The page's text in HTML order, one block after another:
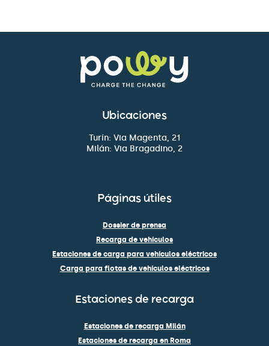
Ubicaciones
Turín: Via Magenta, 21
Milán: Via Bragadino, 2
Páginas útiles
Dossier de prensa
Recarga de vehículos
Estaciones de carga para vehículos eléctricos
Carga para flotas de vehículos eléctricos
Estaciones de recarga
Estaciones de recarga Milán
Estaciones de recarga en Roma